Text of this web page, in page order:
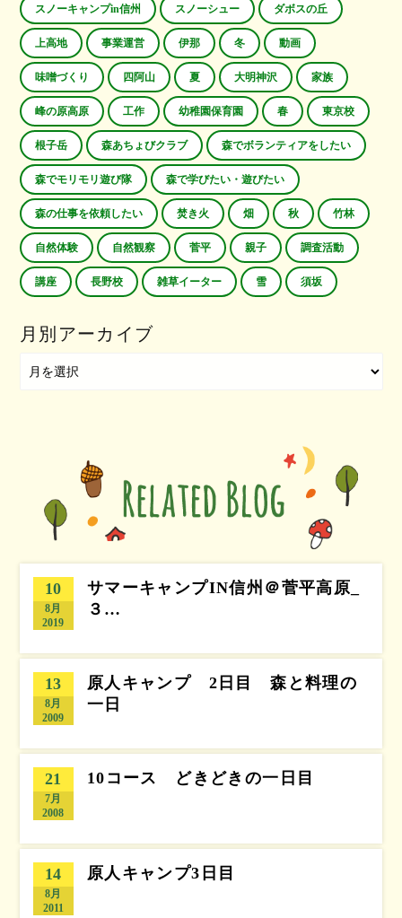
スノーキャンプin信州 スノーシュー ダボスの丘
上高地 事業運営 伊那 冬 動画
味噌づくり 四阿山 夏 大明神沢 家族
峰の原高原 工作 幼稚園保育園 春 東京校
根子岳 森あちょびクラブ 森でボランティアをしたい
森でモリモリ遊び隊 森で学びたい・遊びたい
森の仕事を依頼したい 焚き火 畑 秋 竹林
自然体験 自然観察 菅平 親子 調査活動
講座 長野校 雑草イーター 雪 須坂
月別アーカイブ
10
8月
2019
サマーキャンプIN信州＠菅平高原_
３…
13
8月
2009
原人キャンプ 2日目 森と料理の
一日
21
7月
2008
10コース どきどきの一日目
14
8月
2011
原人キャンプ3日目